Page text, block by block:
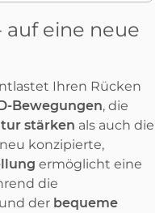
auf eine neue
Ihren Rücken
Bewegungen, die
stärken als auch die
konzipierte,
ermöglicht eine
die
der bequeme